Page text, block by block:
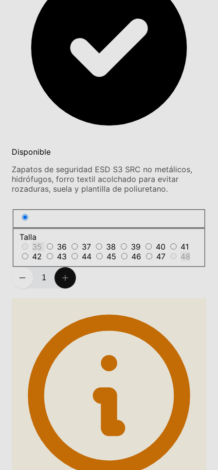
Disponible
Zapatos de seguridad ESD S3 SRC no metálicos,
hidrófugos, forro textil acolchado para evitar
rozaduras, suela y plantilla de poliuretano.
Talla
35
36 37 38 39 40
41
42
43 44 45 46 47 48